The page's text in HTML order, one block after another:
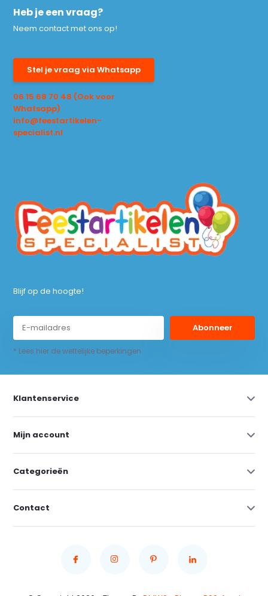
Heb je een vraag?
Neem contact met ons op!
Stel je vraag via Whatsapp
06 15 68 70 48 (Ook voor
Whatsapp)
info@feestartikelen-
specialist.nl
Blijf op de hoogte!
Abonneer
* Lees hier de wettelijke beperkingen
Klantenservice
Mijn account
Categorieën
Contact